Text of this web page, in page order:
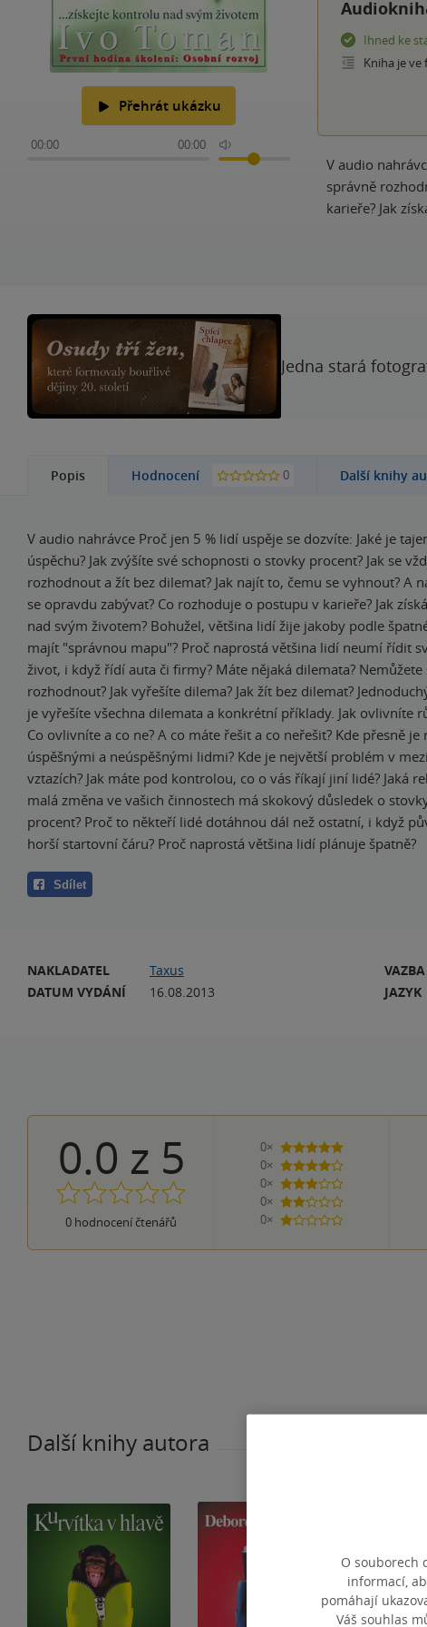
Přehrát ukázku
00:00 00:00
Ihned ke
Kniha je
V audio
správně
karieře? Jak
Jedna stará
Popis Hodnocení 0 Další knihy
V audio nahrávce Proč jen 5 % lidí uspěje se dozvíte: Jaké je
úspěchu? Jak zvýšíte své schopnosti o stovky procent? Jak se
rozhodnout a žít bez dilemat? Jak najít to, čemu se vyhnout? A
se opravdu zabývat? Co rozhoduje o postupu v karieře? Jak
nad svým životem? Bohužel, většina lidí žije jakoby podle
majít "správnou mapu"? Proč naprostá většina lidí neumí řídit
život, i když řídí auta či firmy? Máte nějaká dilemata? Nemůžete
rozhodnout? Jak vyřešíte dilema? Jak žít bez dilemat?
je vyřešíte všechna dilemata a konkrétní příklady. Jak ovlivníte
Co ovlivníte a co ne? A co máte řešit a co neřešit? Kde přesně je
úspěšnými a neúspěšnými lidmi? Kde je největší problém v
vztazích? Jak máte pod kontrolou, co o vás říkají jiní lidé? Jaká
malá změna ve vašich činnostech má skokový důsledek o
procent? Proč to někteří lidé dotáhnou dál než ostatní, i když
horší startovní čáru? Proč naprostá většina lidí plánuje špatně?
Sdílet
NAKLADATEL
Taxus
DATUM VYDÁNÍ
16.08.2013
VAZBA
JAZYK
0.0 z 5
0 hodnocení čtenářů
0×
5 hvězdiček
0×
4 hvězdičky
0×
3 hvězdičky
0×
2 hvězdičky
0×
1 hvezdička
Další knihy autora
O souborech
informací,
pomáhají
Váš souhlas